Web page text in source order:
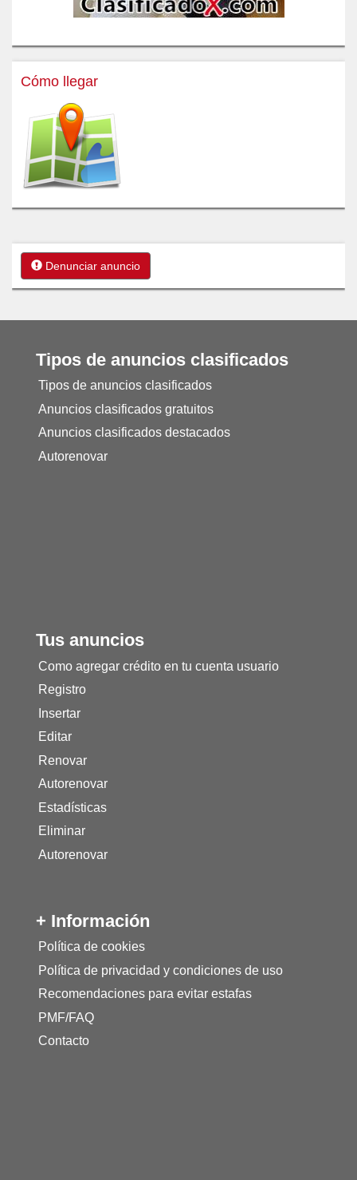
Cómo llegar
Denunciar anuncio
Tipos de anuncios clasificados
Tipos de anuncios clasificados
Anuncios clasificados gratuitos
Anuncios clasificados destacados
Autorenovar
Tus anuncios
Como agregar crédito en tu cuenta usuario
Registro
Insertar
Editar
Renovar
Autorenovar
Estadísticas
Eliminar
Autorenovar
+ Información
Política de cookies
Política de privacidad y condiciones de uso
Recomendaciones para evitar estafas
PMF/FAQ
Contacto